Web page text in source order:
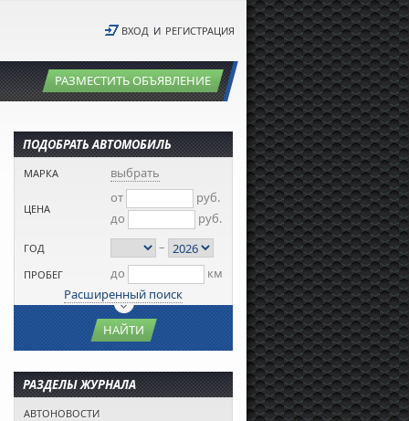
ВХОД И РЕГИСТРАЦИЯ
РАЗМЕСТИТЬ ОБЪЯВЛЕНИЕ
ПОДОБРАТЬ АВТОМОБИЛЬ
МАРКА выбрать
ЦЕНА
от
руб.
до
руб.
ГОД –
ПРОБЕГ до
км
Расширенный поиск
НАЙТИ
РАЗДЕЛЫ ЖУРНАЛА
АВТОНОВОСТИ